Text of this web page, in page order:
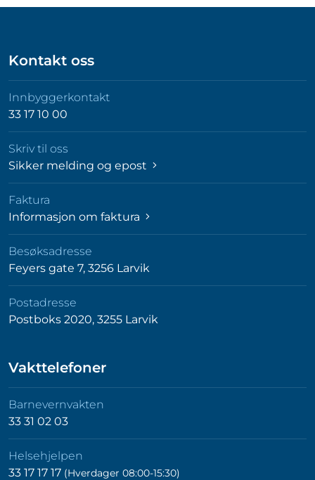
Kontakt oss
Innbyggerkontakt
33 17 10 00
Skriv til oss
Sikker melding og epost
Faktura
Informasjon om faktura
Besøksadresse
Feyers gate 7, 3256 Larvik
Postadresse
Postboks 2020, 3255 Larvik
Vakttelefoner
Barnevernvakten
33 31 02 03
Helsehjelpen
33 17 17 17 (Hverdager 08:00-15:30)